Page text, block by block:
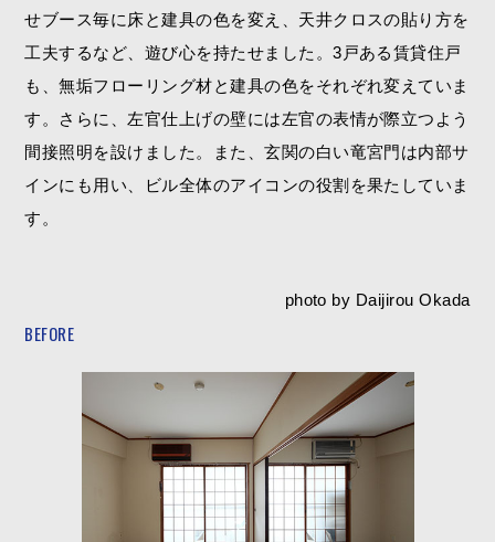
せブース毎に床と建具の色を変え、天井クロスの貼り方を
工夫するなど、遊び心を持たせました。3戸ある賃貸住戸
も、無垢フローリング材と建具の色をそれぞれ変えていま
す。さらに、左官仕上げの壁には左官の表情が際立つよう
間接照明を設けました。また、玄関の白い竜宮門は内部サ
インにも用い、ビル全体のアイコンの役割を果たしていま
す。
photo by Daijirou Okada
BEFORE